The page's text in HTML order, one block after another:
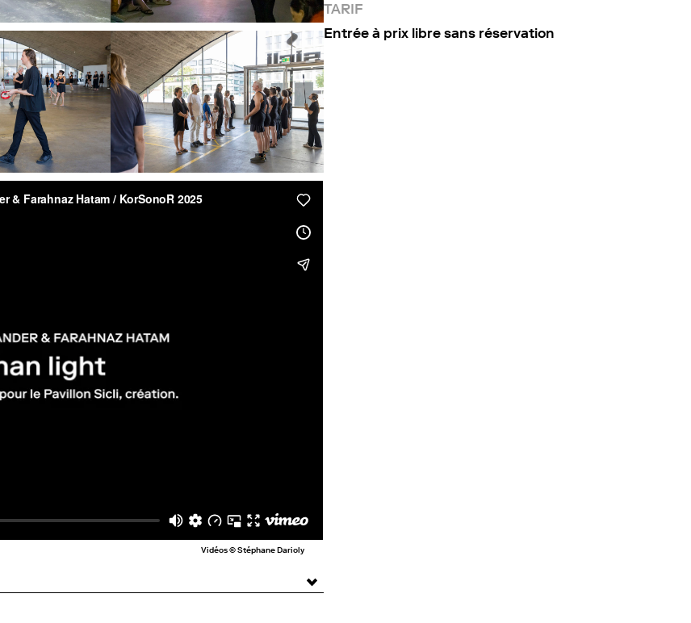
TARIF
Entrée à prix libre sans réservation
Vidéos © Stéphane Darioly